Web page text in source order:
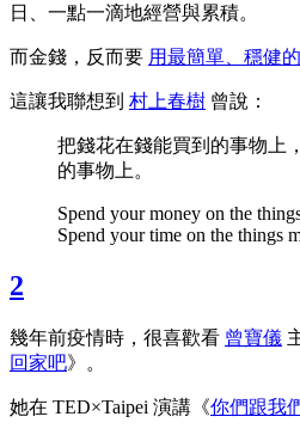
日、一點一滴地經營與累積。
而金錢，反而要 用最簡單、穩健
這讓我聯想到 村上春樹 曾說：
把錢花在錢能買到的事物上
的事物上。
Spend your money on the
Spend your time on the things
2
幾年前疫情時，很喜歡看 曾寶儀
回家吧》。
她在 TED×Taipei 演講《你們跟我